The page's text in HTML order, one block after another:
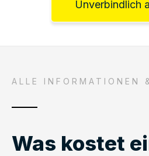
Unverbindlich
ALLE INFORMATIONEN
Was kostet